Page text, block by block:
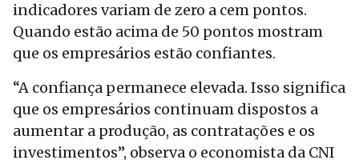
indicadores variam de zero a cem pontos.
Quando estão acima de 50 pontos mostram
que os empresários estão confiantes.
“A confiança permanece elevada. Isso significa
que os empresários continuam dispostos a
aumentar a produção, as contratações e os
investimentos”, observa o economista da CNI